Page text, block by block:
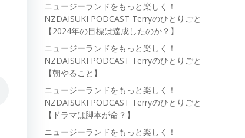
ニュージーランドをもっと楽しく！
NZDAISUKI PODCAST Terryのひとりごと
【2024年の目標は達成したのか？】
ニュージーランドをもっと楽しく！
NZDAISUKI PODCAST Terryのひとりごと
【朝やること】
ニュージーランドをもっと楽しく！
NZDAISUKI PODCAST Terryのひとりごと
【ドラマは脚本が命？】
ニュージーランドをもっと楽しく！